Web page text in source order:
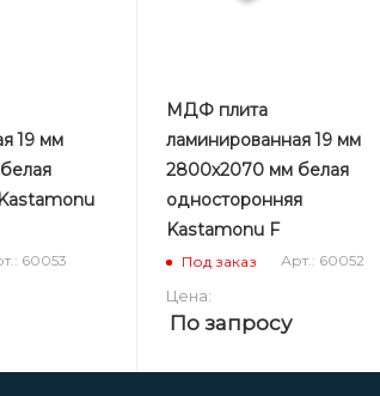
19 мм
60053
МДФ плита
ламинированная 19 мм
2800х2070 мм белая
односторонняя
Kastamonu F
Под заказ Арт.: 60052
Цена:
По запросу